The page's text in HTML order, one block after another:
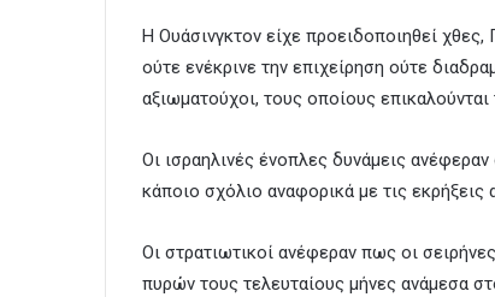
Η Ουάσινγκτον είχε προειδοποιηθεί χθες,
ούτε ενέκρινε την επιχείρηση ούτε
αξιωματούχοι, τους οποίους επικαλούνται
Οι ισραηλινές ένοπλες δυνάμεις
κάποιο σχόλιο αναφορικά με τις
Οι στρατιωτικοί ανέφεραν πως οι
πυρών τους τελευταίους μήνες ανάμεσα